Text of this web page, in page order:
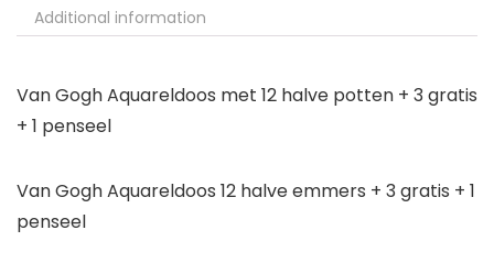
Additional information
Van Gogh Aquareldoos met 12 halve potten + 3 gratis
+ 1 penseel
Van Gogh Aquareldoos 12 halve emmers + 3 gratis + 1
penseel